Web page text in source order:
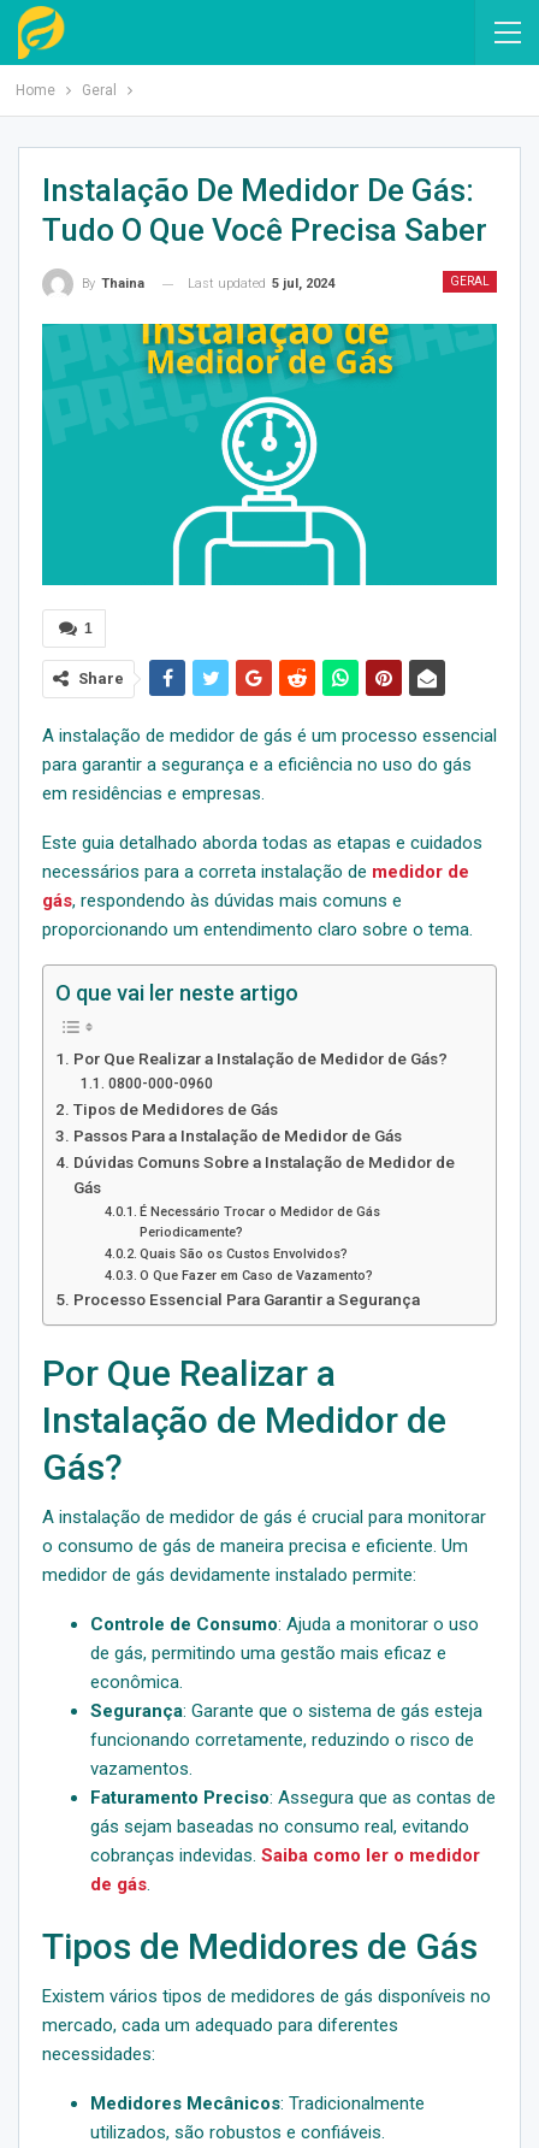
Home Geral
Instalação De Medidor De Gás:
Tudo O Que Você Precisa Saber
GERAL
By Thaina Last updated 5 jul, 2024
1
Share
A instalação de medidor de gás é um processo essencial
para garantir a segurança e a eficiência no uso do gás
em residências e empresas.
Este guia detalhado aborda todas as etapas e cuidados
necessários para a correta instalação de medidor de
gás, respondendo às dúvidas mais comuns e
proporcionando um entendimento claro sobre o tema.
O que vai ler neste artigo
Por Que Realizar a Instalação de Medidor de Gás?
0800-000-0960
Tipos de Medidores de Gás
Passos Para a Instalação de Medidor de Gás
Dúvidas Comuns Sobre a Instalação de Medidor de
Gás
É Necessário Trocar o Medidor de Gás
Periodicamente?
Quais São os Custos Envolvidos?
O Que Fazer em Caso de Vazamento?
Processo Essencial Para Garantir a Segurança
Por Que Realizar a
Instalação de Medidor de
Gás?
A instalação de medidor de gás é crucial para monitorar
o consumo de gás de maneira precisa e eficiente. Um
medidor de gás devidamente instalado permite:
Controle de Consumo: Ajuda a monitorar o uso
de gás, permitindo uma gestão mais eficaz e
econômica.
Segurança: Garante que o sistema de gás esteja
funcionando corretamente, reduzindo o risco de
vazamentos.
Faturamento Preciso: Assegura que as contas de
gás sejam baseadas no consumo real, evitando
cobranças indevidas. Saiba como ler o medidor
de gás.
Tipos de Medidores de Gás
Existem vários tipos de medidores de gás disponíveis no
mercado, cada um adequado para diferentes
necessidades:
Medidores Mecânicos: Tradicionalmente
utilizados, são robustos e confiáveis.